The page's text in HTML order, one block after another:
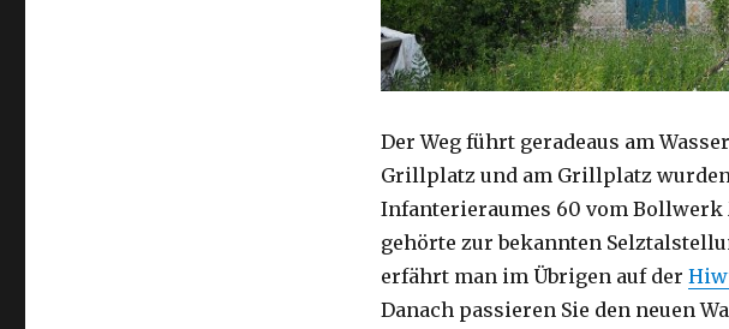
Der Weg führt geradeaus am
Grillplatz und am Grillplatz
Infanterieraumes 60 vom
gehörte zur bekannten
erfährt man im Übrigen auf der
Danach passieren Sie den neuen